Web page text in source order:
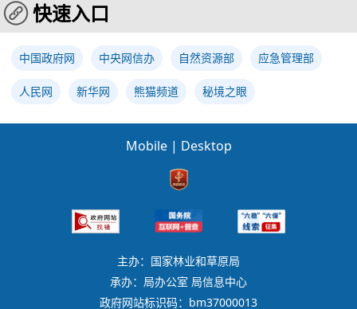
快速入口
中国政府网 中央网信办 自然资源部 应急管理部
人民网 新华网 熊猫频道 秘境之眼
Mobile | Desktop
主办：国家林业和草原局
承办：局办公室 局信息中心
政府网站标识码：bm37000013